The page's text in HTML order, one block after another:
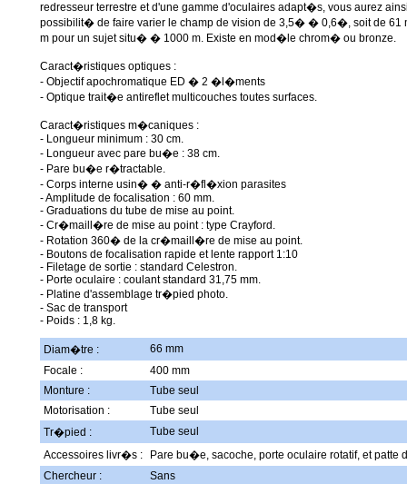
redresseur terrestre et d'une gamme d'oculaires adapt�s, vous aurez
possibilit� de faire varier le champ de vision de 3,5� � 0,6�, soit de 61
m pour un sujet situ� � 1000 m. Existe en mod�le chrom� ou bronze.
Caract�ristiques optiques :
- Objectif apochromatique ED � 2 �l�ments
- Optique trait�e antireflet multicouches toutes surfaces.
Caract�ristiques m�caniques :
- Longueur minimum : 30 cm.
- Longueur avec pare bu�e : 38 cm.
- Pare bu�e r�tractable.
- Corps interne usin� � anti-r�fl�xion parasites
- Amplitude de focalisation : 60 mm.
- Graduations du tube de mise au point.
- Cr�maill�re de mise au point : type Crayford.
- Rotation 360� de la cr�maill�re de mise au point.
- Boutons de focalisation rapide et lente rapport 1:10
- Filetage de sortie : standard Celestron.
- Porte oculaire : coulant standard 31,75 mm.
- Platine d'assemblage tr�pied photo.
- Sac de transport
- Poids : 1,8 kg.
Diam�tre :
66 mm
Focale :
400 mm
Monture :
Tube seul
Motorisation :
Tube seul
Tr�pied :
Tube seul
Accessoires livr�s :
Pare bu�e, sacoche, porte oculaire rotatif, et patte
Chercheur :
Sans